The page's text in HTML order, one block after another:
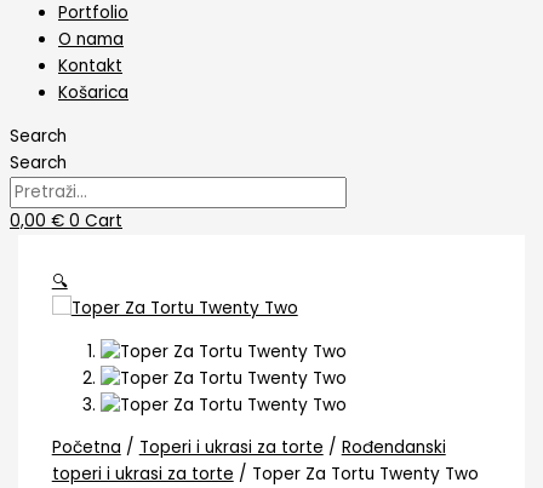
Portfolio
O nama
Kontakt
Košarica
Search
Search
0,00 € 0 Cart
🔍
Početna / Toperi i ukrasi za torte / Rođendanski
toperi i ukrasi za torte / Toper Za Tortu Twenty Two